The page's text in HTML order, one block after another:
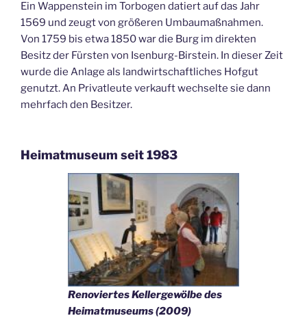
Ein Wappenstein im Torbogen datiert auf das Jahr
1569 und zeugt von größeren Umbaumaßnahmen.
Von 1759 bis etwa 1850 war die Burg im direkten
Besitz der Fürsten von Isenburg-Birstein. In dieser Zeit
wurde die Anlage als landwirtschaftliches Hofgut
genutzt. An Privatleute verkauft wechselte sie dann
mehrfach den Besitzer.
Heimatmuseum seit 1983
Renoviertes Kellergewölbe des
Heimatmuseums (2009)